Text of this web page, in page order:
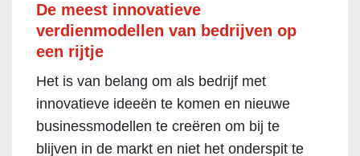
De meest innovatieve
verdienmodellen van bedrijven op
een rijtje
Het is van belang om als bedrijf met
innovatieve ideeën te komen en nieuwe
businessmodellen te creëren om bij te
blijven in de markt en niet het onderspit te